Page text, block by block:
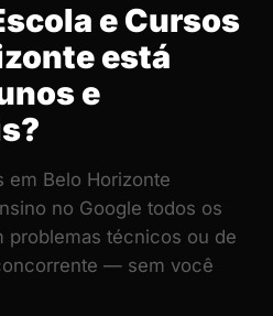
e Cursos
está
e
em Belo Horizonte
no Google todos os
problemas técnicos ou de
— sem você